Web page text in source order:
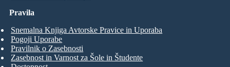
Pravila
Snemalna Knjiga Avtorske Pravice in Uporaba
Pogoji Uporabe
Pravilnik o Zasebnosti
Zasebnost in Varnost za Šole in Študente